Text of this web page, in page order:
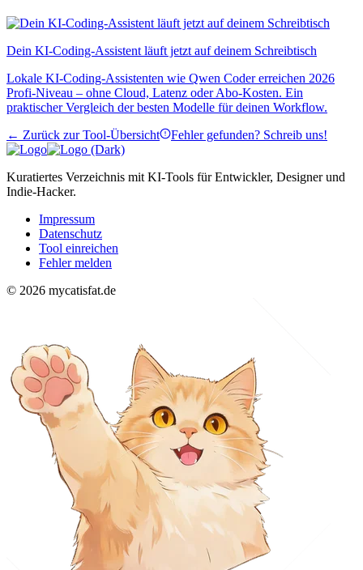
Dein KI-Coding-Assistent läuft jetzt auf deinem Schreibtisch
Lokale KI-Coding-Assistenten wie Qwen Coder erreichen 2026
Profi-Niveau – ohne Cloud, Latenz oder Abo-Kosten. Ein
praktischer Vergleich der besten Modelle für deinen Workflow.
← Zurück zur Tool-Übersicht
Fehler gefunden? Schreib uns!
Kuratiertes Verzeichnis mit KI-Tools für Entwickler, Designer und
Indie-Hacker.
Impressum
Datenschutz
Tool einreichen
Fehler melden
© 2026 mycatisfat.de